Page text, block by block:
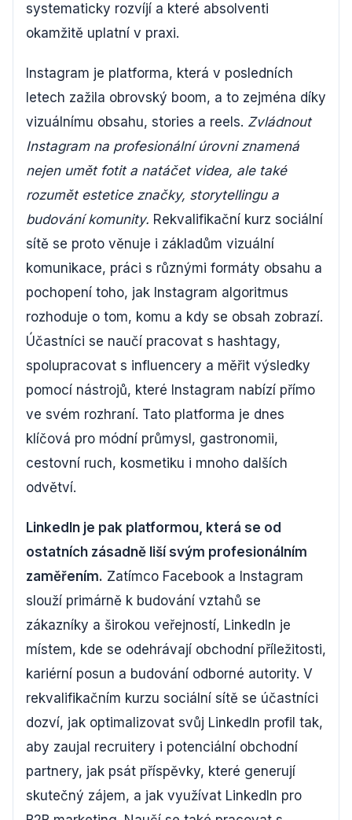
systematicky rozvíjí a které absolventi
okamžitě uplatní v praxi.
Instagram je platforma, která v posledních
letech zažila obrovský boom, a to zejména díky
vizuálnímu obsahu, stories a reels. Zvládnout
Instagram na profesionální úrovni znamená
nejen umět fotit a natáčet videa, ale také
rozumět estetice značky, storytellingu a
budování komunity. Rekvalifikační kurz sociální
sítě se proto věnuje i základům vizuální
komunikace, práci s různými formáty obsahu a
pochopení toho, jak Instagram algoritmus
rozhoduje o tom, komu a kdy se obsah zobrazí.
Účastníci se naučí pracovat s hashtagy,
spolupracovat s influencery a měřit výsledky
pomocí nástrojů, které Instagram nabízí přímo
ve svém rozhraní. Tato platforma je dnes
klíčová pro módní průmysl, gastronomii,
cestovní ruch, kosmetiku i mnoho dalších
odvětví.
LinkedIn je pak platformou, která se od
ostatních zásadně liší svým profesionálním
zaměřením. Zatímco Facebook a Instagram
slouží primárně k budování vztahů se
zákazníky a širokou veřejností, LinkedIn je
místem, kde se odehrávají obchodní příležitosti,
kariérní posun a budování odborné autority. V
rekvalifikačním kurzu sociální sítě se účastníci
dozví, jak optimalizovat svůj LinkedIn profil tak,
aby zaujal recruitery i potenciální obchodní
partnery, jak psát příspěvky, které generují
skutečný zájem, a jak využívat LinkedIn pro